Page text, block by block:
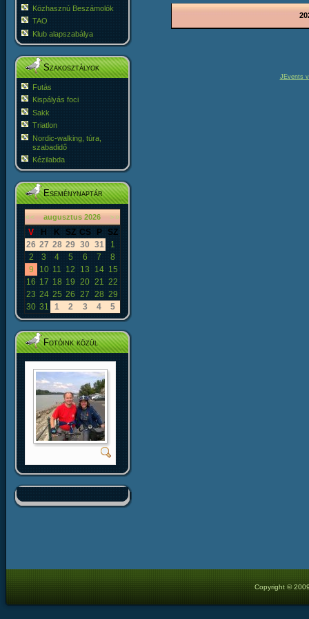
Közhasznú Beszámolók
TAO
Klub alapszabálya
Szakosztályok
Futás
Kispályás foci
Sakk
Triatlon
Nordic-walking, túra,
szabadidő
Kézilabda
Eseménynaptár
«< augusztus 2026 >»
V H K SZ CS P
SZ
26 27 28 29 30 31
1
2
3 4 5 6 7
8
9
10 11 12 13 14 15
16 17 18 19 20 21 22
23 24 25 26 27 28 29
30 31 1 2 3 4 5
Fotóink közül
JEvents
Copyright ©